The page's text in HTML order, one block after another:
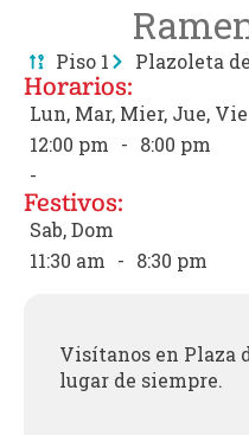
Piso 1 Plazoleta
Horarios:
Lun, Mar, Mier, Jue, Vie
12:00 pm - 8:00 pm
-
Festivos:
Sab, Dom
11:30 am - 8:30 pm
Visítanos en Plaza
lugar de siempre.